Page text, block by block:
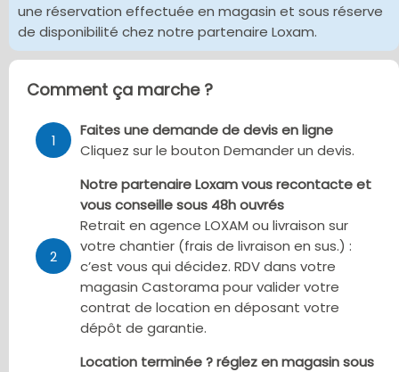
une réservation effectuée en magasin et sous réserve
de disponibilité chez notre partenaire Loxam.
Comment ça marche ?
1
Faites une demande de devis en ligne
Cliquez sur le bouton Demander un devis.
2
Notre partenaire Loxam vous recontacte et
vous conseille sous 48h ouvrés
Retrait en agence LOXAM ou livraison sur
votre chantier (frais de livraison en sus.) :
c’est vous qui décidez. RDV dans votre
magasin Castorama pour valider votre
contrat de location en déposant votre
dépôt de garantie.
Location terminée ? réglez en magasin sous